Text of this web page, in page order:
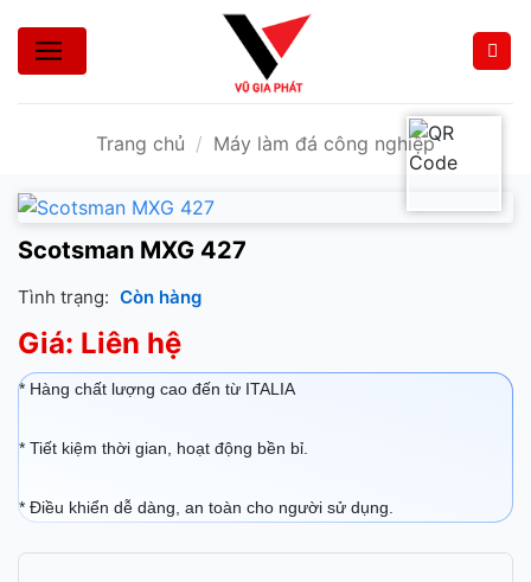
nội
Trang chủ / Máy làm đá công nghiệp
Scotsman MXG 427
Tình trạng: Còn hàng
Giá: Liên hệ
* Hàng chất lượng cao đến từ ITALIA
* Tiết kiệm thời gian, hoạt động bền bỉ.
* Điều khiển dễ dàng, an toàn cho người sử dụng.